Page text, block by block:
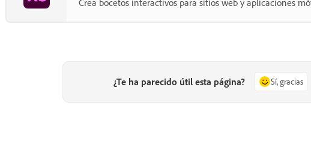
Crea bocetos interactivos para sitios web y aplicaciones
¿Te ha parecido útil esta página? Sí, gracias